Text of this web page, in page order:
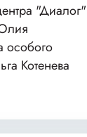
"Диалог"
особого
Котенева